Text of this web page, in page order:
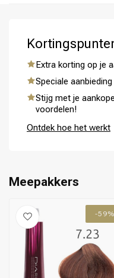
Omvorming
Extra korting op je
Speciale
Stijg met je
voordelen!
Ontdek hoe het werkt
Meepakkers
-59%